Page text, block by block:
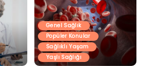
Genel Sağlık
Popüler Konular
Sağlıklı Yaşam
Yaşlı Sağlığı